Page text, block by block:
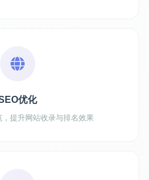
优化
提升网站收录与排名效果